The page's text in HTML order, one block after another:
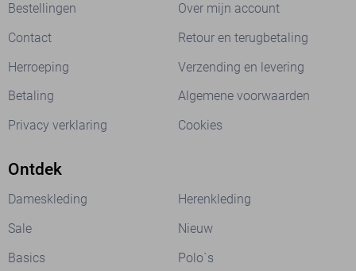
Bestellingen
Over mijn account
Contact
Retour en terugbetaling
Herroeping
Verzending en levering
Betaling
Algemene voorwaarden
Privacy verklaring
Cookies
Ontdek
Dameskleding
Herenkleding
Sale
Nieuw
Basics
Polo`s